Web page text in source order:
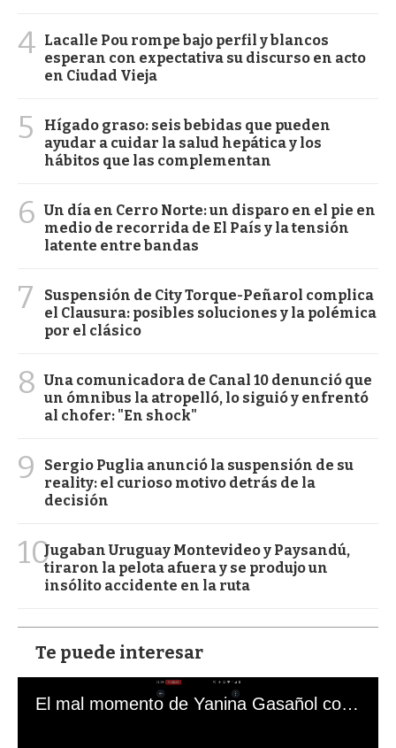
4 Lacalle Pou rompe bajo perfil y blancos
esperan con expectativa su discurso en acto
en Ciudad Vieja
5
Hígado graso: seis bebidas que pueden
ayudar a cuidar la salud hepática y los
hábitos que las complementan
6 Un día en Cerro Norte: un disparo en el pie en
medio de recorrida de El País y la tensión
latente entre bandas
7
Suspensión de City Torque-Peñarol complica
el Clausura: posibles soluciones y la polémica
por el clásico
8 Una comunicadora de Canal 10 denunció que
un ómnibus la atropelló, lo siguió y enfrentó
al chofer: "En shock"
9
Sergio Puglia anunció la suspensión de su
reality: el curioso motivo detrás de la
decisión
10Jugaban Uruguay Montevideo y Paysandú,
tiraron la pelota afuera y se produjo un
insólito accidente en la ruta
Te puede interesar
El mal momento de Yanina Gasañol con un hincha argentino en "Subrayado"